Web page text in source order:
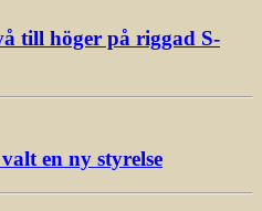
till höger på riggad S-
en ny styrelse